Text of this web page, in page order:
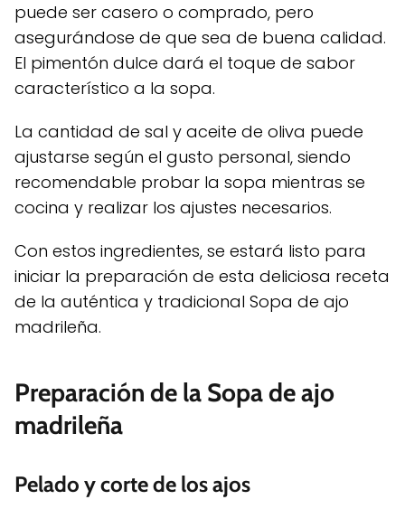
puede ser casero o comprado, pero
asegurándose de que sea de buena calidad.
El pimentón dulce dará el toque de sabor
característico a la sopa.
La cantidad de sal y aceite de oliva puede
ajustarse según el gusto personal, siendo
recomendable probar la sopa mientras se
cocina y realizar los ajustes necesarios.
Con estos ingredientes, se estará listo para
iniciar la preparación de esta deliciosa receta
de la auténtica y tradicional Sopa de ajo
madrileña.
Preparación de la Sopa de ajo
madrileña
Pelado y corte de los ajos